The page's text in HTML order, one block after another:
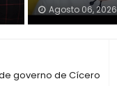
Agosto 06, 2026
governo de Cícero